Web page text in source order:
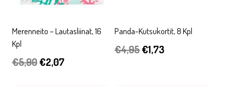
Merenneito – Lautasliinat, 16
Kpl
€5,90Alkuperäinen
€2,07Nykyinen
Panda-Kutsukortit, 8 Kpl
€4,95Alkuperäinen
€1,73Nykyinen